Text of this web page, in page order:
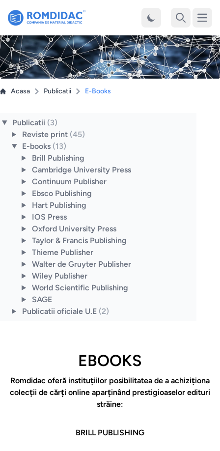
Acasa Publicatii E-Books
Publicatii (3)
Reviste print (45)
E-books (13)
Brill Publishing
Cambridge University Press
Continuum Publisher
Ebsco Publishing
Hart Publishing
IOS Press
Oxford University Press
Taylor & Francis Publishing
Thieme Publisher
Walter de Gruyter Publisher
Wiley Publisher
World Scientific Publishing
SAGE
Publicatii oficiale U.E (2)
EBOOKS
Romdidac oferă instituţiilor posibilitatea de a achiziţiona
colecţii de cărţi online aparţinând prestigioaselor edituri
străine:
BRILL PUBLISHING